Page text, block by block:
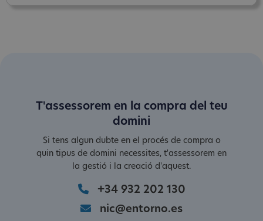
T'assessorem en la compra del teu
domini
Si tens algun dubte en el procés de compra o
quin tipus de domini necessites, t'assessorem en
la gestió i la creació d'aquest.
+34 932 202 130
nic@entorno.es